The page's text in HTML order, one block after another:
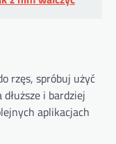
rzęs, spróbuj użyć
i bardziej
aplikacjach